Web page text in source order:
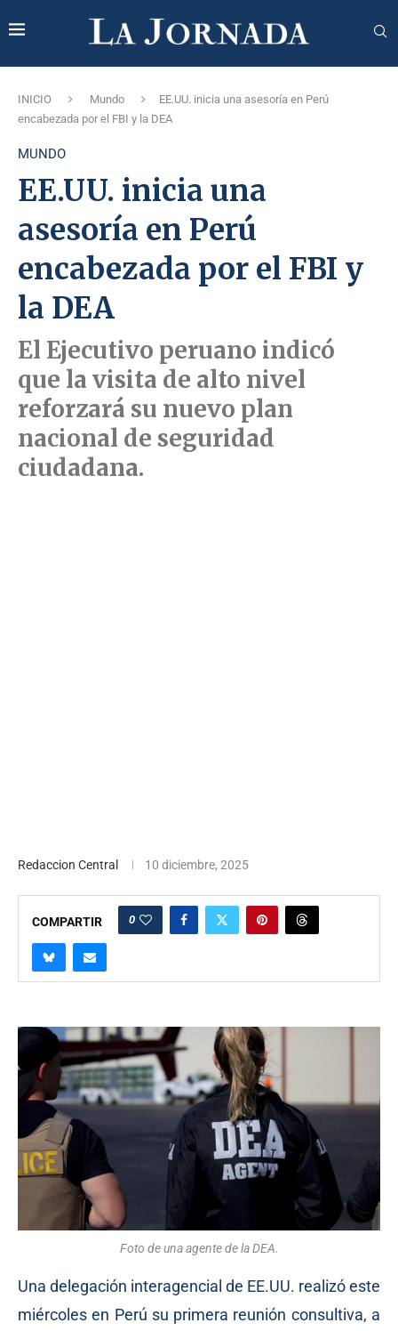
INICIO Mundo
EE.UU. inicia una asesoría en Perú
encabezada por el FBI y la DEA
MUNDO
EE.UU. inicia una
asesoría en Perú
encabezada por el FBI y
la DEA
El Ejecutivo peruano indicó
que la visita de alto nivel
reforzará su nuevo plan
nacional de seguridad
ciudadana.
Redaccion Central 10 diciembre, 2025
COMPARTIR 0
Foto de una agente de la DEA.
Una delegación interagencial de EE.UU. realizó este
miércoles en Perú su primera reunión consultiva, a